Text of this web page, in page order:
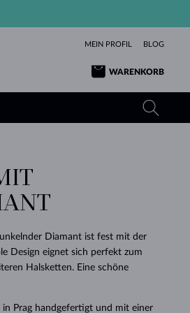
MEIN PROFIL BLOG
WARENKORB
Diamant ist fest mit der
Design eignet sich perfekt zum
Halsketten. Eine schöne
Prag handgefertigt und mit einer